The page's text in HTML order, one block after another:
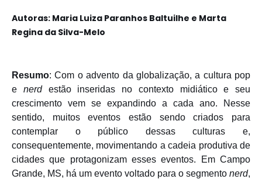
Autoras: Maria Luiza Paranhos Baltuilhe e Marta
Regina da Silva-Melo
Resumo: Com o advento da globalização, a cultura pop
e nerd estão inseridas no contexto midiático e seu
crescimento vem se expandindo a cada ano. Nesse
sentido, muitos eventos estão sendo criados para
contemplar o público dessas culturas e,
consequentemente, movimentando a cadeia produtiva de
cidades que protagonizam esses eventos. Em Campo
Grande, MS, há um evento voltado para o segmento nerd,